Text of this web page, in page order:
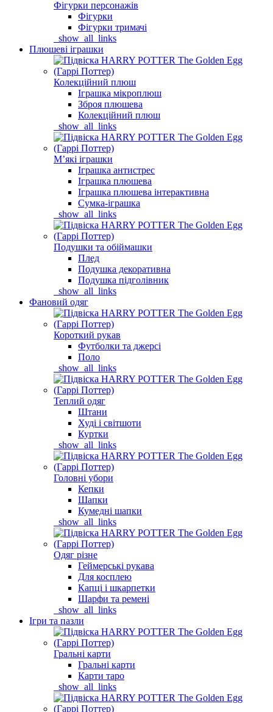
Фігурки персонажів
Фігурки
Фігурки тримачі
_show_all_links
Плюшеві іграшки
Колекційний плюш
Іграшка мікроплюш
Зброя плюшева
Колекційний плюш
_show_all_links
Мʼякі іграшки
Іграшка антистрес
Іграшка плюшева
Іграшка плюшева інтерактивна
Сумка-іграшка
_show_all_links
Подушки та обіймашки
Плед
Подушка декоративна
Подушка підголівник
_show_all_links
Фановий одяг
Короткий рукав
Футболки та джерсі
Поло
_show_all_links
Теплий одяг
Штани
Худі і світшоти
Куртки
_show_all_links
Головні убори
Кепки
Шапки
Кумедні шапки
_show_all_links
Одяг різне
Геймерські рукава
Для косплею
Капці і шкарпетки
Шарфи та ремені
_show_all_links
Ігри та пазли
Гральні карти
Гральні карти
Карти таро
_show_all_links